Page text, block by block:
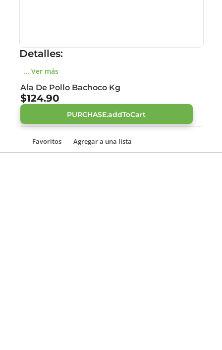
Detalles:
... Ver más
Ala De Pollo Bachoco Kg
$124.90
PURCHASE.addToCart
Favoritos Agregar a una lista